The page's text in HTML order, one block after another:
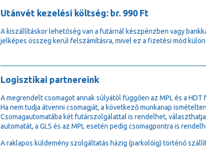
Utánvét kezelési költség: br. 990 Ft
A kiszállításkor lehetőség van a futárnál készpénzben vagy
jelképes összeg kerül felszámításra, mivel ez a fizetési mód külön
Logisztikai partnereink
A megrendelt csomagot annak súlyától függően az MPL és a
Ha nem tudja átvenni csomagját, a következő munkanap
Csomagautomatába két futárszolgálattal is rendelhet,
automatát, a GLS és az MPL esetén pedig csomagpontra is
A raklapos küldemény szolgáltatás házig (parkolóig) történő